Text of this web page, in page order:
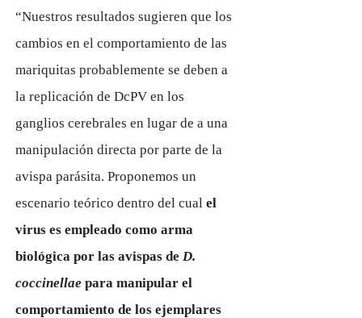
“Nuestros resultados sugieren que los
cambios en el comportamiento de las
mariquitas probablemente se deben a
la replicación de DcPV en los
ganglios cerebrales en lugar de a una
manipulación directa por parte de la
avispa parásita. Proponemos un
escenario teórico dentro del cual el
virus es empleado como arma
biológica por las avispas de D.
coccinellae para manipular el
comportamiento de los ejemplares